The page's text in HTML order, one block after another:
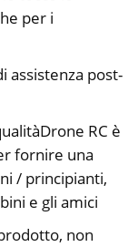
per i
assistenza post-
RC è
fornire una
/ principianti,
e gli amici
non